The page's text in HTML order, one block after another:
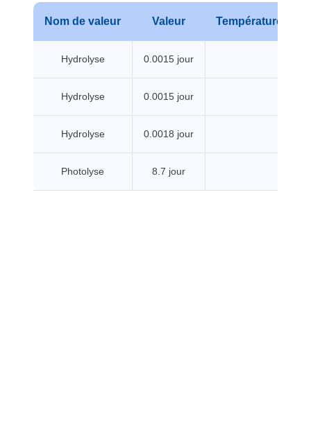
Nom de valeur Valeur Température
Hydrolyse 0.0015 jour
Hydrolyse 0.0015 jour
Hydrolyse 0.0018 jour
Photolyse 8.7 jour